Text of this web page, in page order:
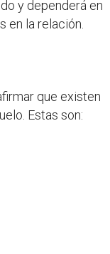
y dependerá en
en la relación.
que existen
Estas son: